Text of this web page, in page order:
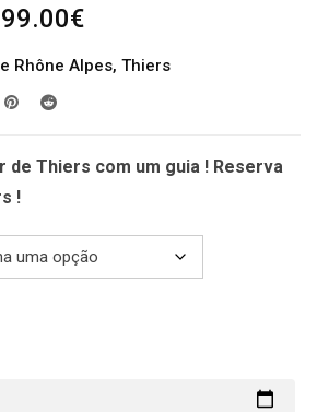
€Plage
prix :
699.00€
Rhône Alpes, Thiers
de Thiers com um guia ! Reserva
!